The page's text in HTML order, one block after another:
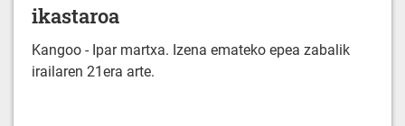
ikastaroa
Kangoo - Ipar martxa. Izena emateko epea zabalik
irailaren 21era arte.